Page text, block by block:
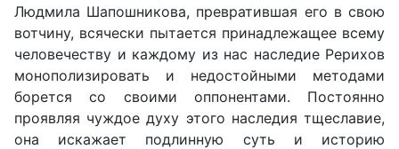
Людмила Шапошникова, превратившая его в свою
вотчину, всячески пытается принадлежащее всему
человечеству и каждому из нас наследие Рерихов
монополизировать и недостойными методами
борется со своими оппонентами. Постоянно
проявляя чуждое духу этого наследия тщеславие,
она искажает подлинную суть и историю